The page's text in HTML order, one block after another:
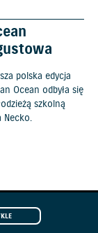
polska edycja
Ocean odbyła się
szkolną
Necko.